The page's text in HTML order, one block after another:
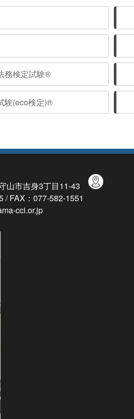
務検定試験®
験(eco検定)®
山市吉身3丁目11-43
/ FAX：077-582-1551
cci.or.jp